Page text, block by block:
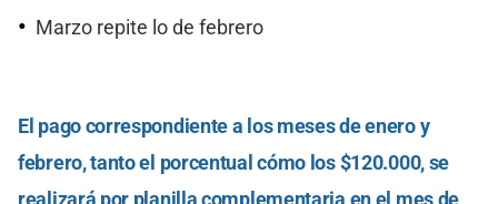
Marzo repite lo de febrero
El pago correspondiente a los meses de enero y
febrero, tanto el porcentual cómo los $120.000, se
realizará por planilla complementaria en el mes de